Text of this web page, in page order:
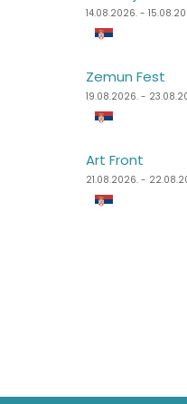
14.08.2026. -
Zemun Fest
19.08.2026. -
Art Front
21.08.2026. -
21.08.2026. -
Sea Dance
24.08.2026. -
Dimensions
27.08.2026. -